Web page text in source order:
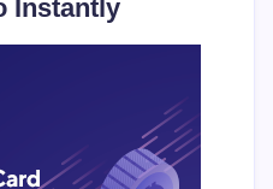
Instantly